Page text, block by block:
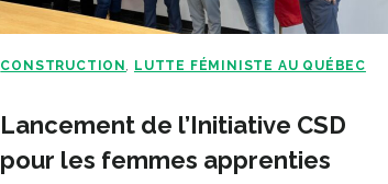
CONSTRUCTION LUTTE FÉMINISTE AU QUÉBEC
Lancement de l’Initiative CSD
pour les femmes apprenties